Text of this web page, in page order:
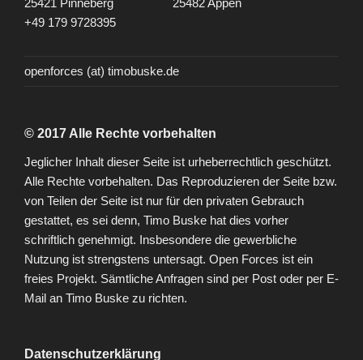
25421 Pinneberg
+49 179 9728395
25482 Appen
openforces (at) timobuske.de
© 2017 Alle Rechte vorbehalten
Jeglicher Inhalt dieser Seite ist urheberrechtlich geschützt.
Alle Rechte vorbehalten. Das Reproduzieren der Seite bzw.
von Teilen der Seite ist nur für den privaten Gebrauch
gestattet, es sei denn, Timo Buske hat dies vorher
schriftlich genehmigt. Insbesondere die gewerbliche
Nutzung ist strengstens untersagt. Open Forces ist ein
freies Projekt. Sämtliche Anfragen sind per Post oder per E-
Mail an Timo Buske zu richten.
Datenschutzerklärung